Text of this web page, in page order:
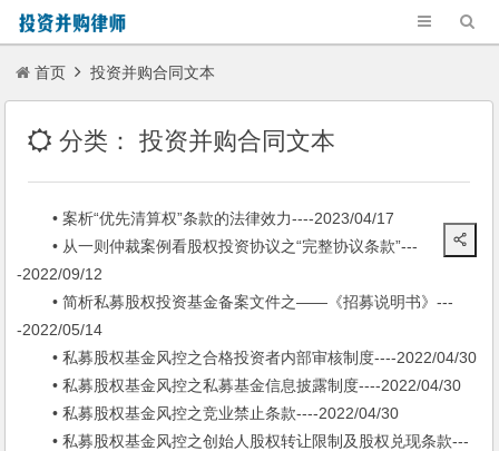
首页 投资并购合同文本
分类：投资并购合同文本
• 案析“优先清算权”条款的法律效力----2023/04/17
• 从一则仲裁案例看股权投资协议之“完整协议条款”---
-2022/09/12
• 简析私募股权投资基金备案文件之——《招募说明书》---
-2022/05/14
• 私募股权基金风控之合格投资者内部审核制度----2022/04/30
• 私募股权基金风控之私募基金信息披露制度----2022/04/30
• 私募股权基金风控之竞业禁止条款----2022/04/30
• 私募股权基金风控之创始人股权转让限制及股权兑现条款---